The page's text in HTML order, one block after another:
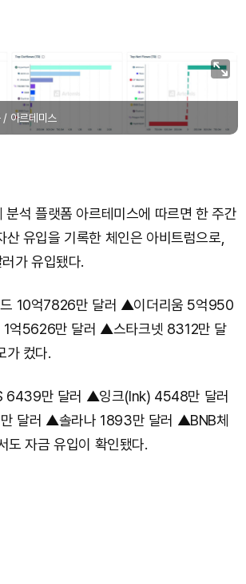
/ 아르테미스
분석 플랫폼 아르테미스에 따르면 한 주간
산 유입을 기록한 체인은 아비트럼으로,
가 유입됐다.
10억7826만 달러 ▲이더리움 5억950
억5626만 달러 ▲스타크넷 8312만 달
가 컸다.
6439만 달러 ▲잉크(Ink) 4548만 달러
달러 ▲솔라나 1893만 달러 ▲BNB체
도 자금 유입이 확인됐다.